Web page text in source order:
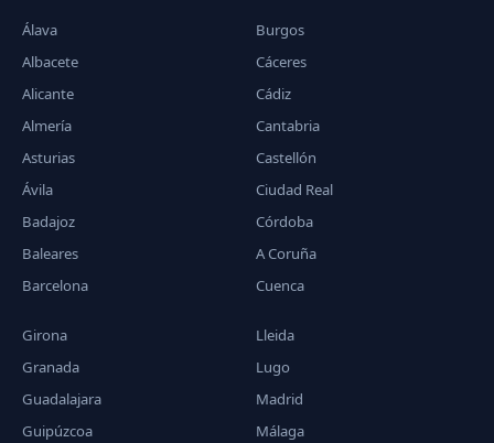
Álava
Albacete
Alicante
Almería
Asturias
Ávila
Badajoz
Baleares
Barcelona
Burgos
Cáceres
Cádiz
Cantabria
Castellón
Ciudad Real
Córdoba
A Coruña
Cuenca
Girona
Granada
Guadalajara
Guipúzcoa
Lleida
Lugo
Madrid
Málaga